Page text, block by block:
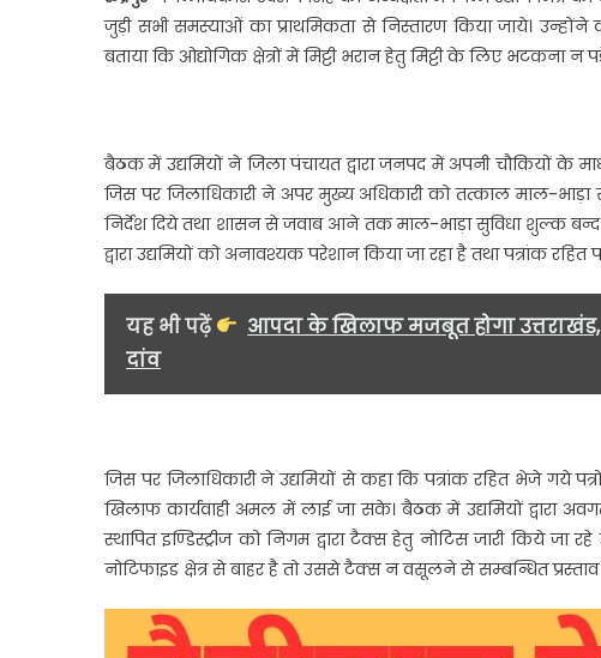
में
जिला
उद्योग
सम्पन्न
हुई…..
जुड़ी सभी समस्याओं का प्राथमिकता से निस्तारण किया जाये।
बताया कि ओद्योगिक क्षेत्रों में मिट्टी भरान हेतु मिट्टी के लिए भटकना
बैठक में उद्यमियों ने जिला पंचायत द्वारा जनपद में अपनी चौकियों के
जिस पर जिलाधिकारी ने अपर मुख्य अधिकारी को तत्काल माल-
निर्देश दिये तथा शासन से जवाब आने तक माल-भाड़ा सुविधा शुल्क बन्द
द्वारा उद्यमियों को अनावश्यक परेशान किया जा रहा है तथा पत्रांक रहित
यह भी पढ़ें
आपदा के खिलाफ मजबूत होगा
दांव
जिस पर जिलाधिकारी ने उद्यमियों से कहा कि पत्रांक रहित भेजे गये
खिलाफ कार्यवाही अमल में लाई जा सके। बैठक में उद्यमियों द्वारा
स्थापित इण्डिस्ट्रीज को निगम द्वारा टैक्स हेतु नोटिस जारी किये जा
नोटिफाइड क्षेत्र से बाहर है तो उससे टैक्स न वसूलने से सम्बन्धित